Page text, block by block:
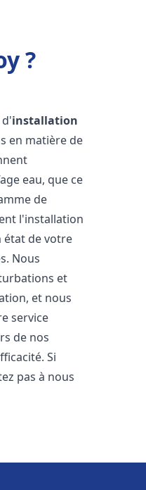
?
installation
en matière de
eau, que ce
de
l'installation
état de votre
Nous
et
et nous
service
de nos
Si
pas à nous